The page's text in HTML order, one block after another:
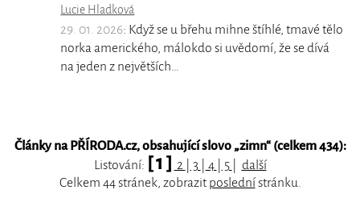
Lucie Hladková
29. 01. 2026: Když se u břehu mihne štíhlé, tmavé tělo
norka amerického, málokdo si uvědomí, že se dívá
na jeden z největších…
Články na PŘÍRODA.cz, obsahující slovo „zimn“ (celkem 434):
Listování: [ 1 ] 2 3 4 5
další
Celkem 44 stránek, zobrazitposlednístránku.